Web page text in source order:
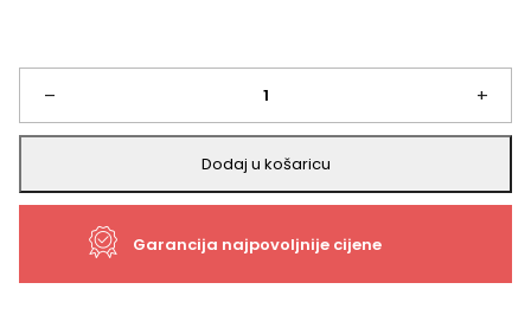
–
Ormar
za
hodnik
+
Dodaj u košaricu
Garancija najpovoljnije cijene